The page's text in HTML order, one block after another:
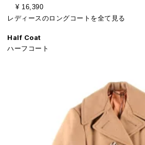
¥ 16,390
レディースのロングコートを全て見る
Half Coat
ハーフコート